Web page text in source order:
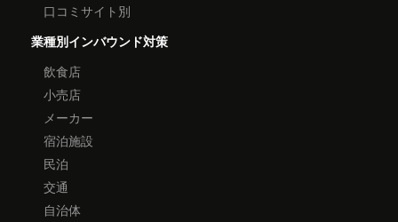
口コミサイト別
業種別インバウンド対策
飲食店
小売店
メーカー
宿泊施設
民泊
交通
自治体